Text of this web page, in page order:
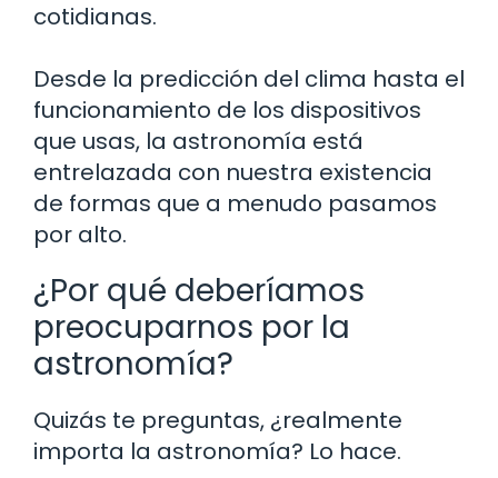
cotidianas.
Desde la predicción del clima hasta el
funcionamiento de los dispositivos
que usas, la astronomía está
entrelazada con nuestra existencia
de formas que a menudo pasamos
por alto.
¿Por qué deberíamos
preocuparnos por la
astronomía?
Quizás te preguntas, ¿realmente
importa la astronomía? Lo hace.